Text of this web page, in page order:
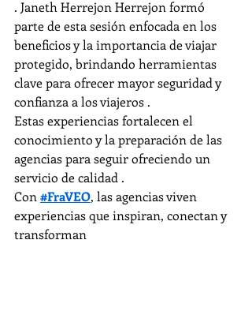
. Janeth Herrejon Herrejon formó
parte de esta sesión enfocada en los
beneficios y la importancia de viajar
protegido, brindando herramientas
clave para ofrecer mayor seguridad y
confianza a los viajeros .
Estas experiencias fortalecen el
conocimiento y la preparación de las
agencias para seguir ofreciendo un
servicio de calidad .
Con #FraVEO, las agencias viven
experiencias que inspiran, conectan y
transforman